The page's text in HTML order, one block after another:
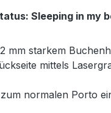
Sleeping in my
mm starkem
mittels
normalen Porto